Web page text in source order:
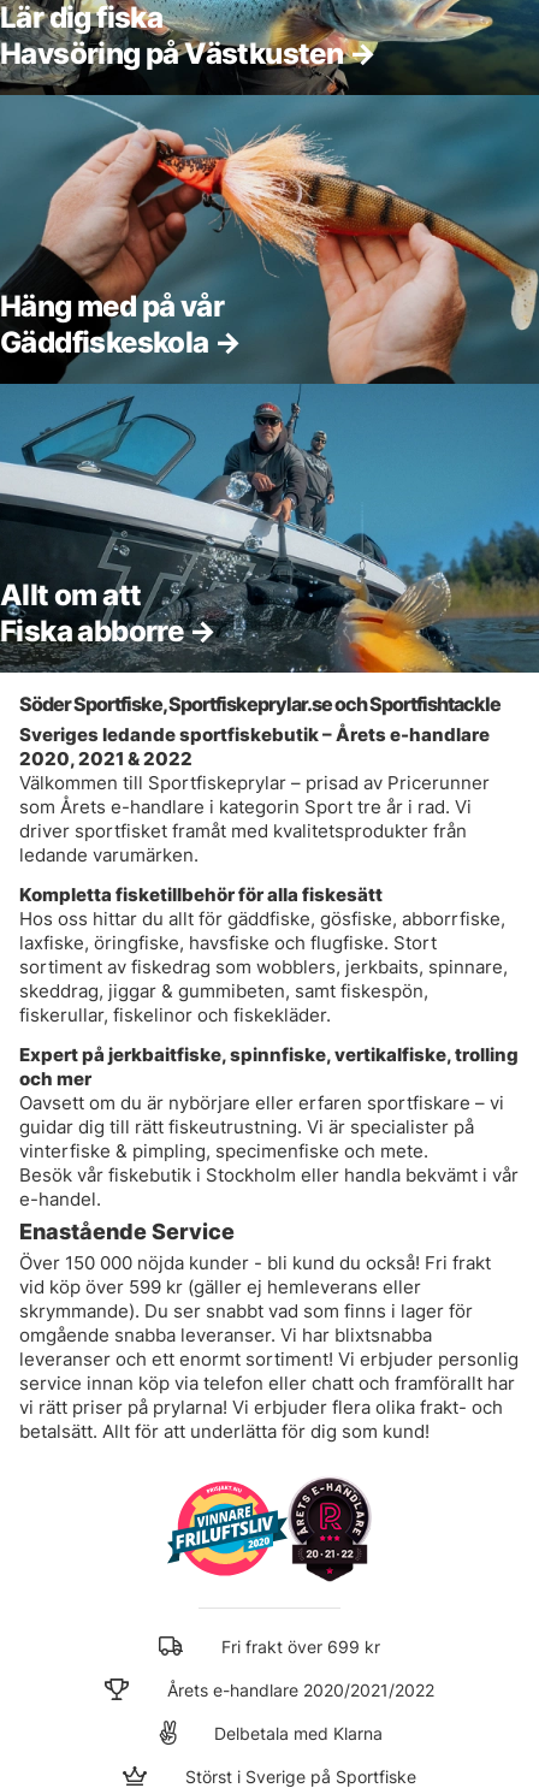
Lär dig fiska
Havsöring på Västkusten →
Häng med på vår
Gäddfiskeskola →
Allt om att
Fiska abborre →
Söder Sportfiske, Sportfiskeprylar.se och Sportfishtackle
Sveriges ledande sportfiskebutik – Årets e-handlare
2020, 2021 & 2022
Välkommen till Sportfiskeprylar – prisad av Pricerunner
som Årets e-handlare i kategorin Sport tre år i rad. Vi
driver sportfisket framåt med kvalitetsprodukter från
ledande varumärken.
Kompletta fisketillbehör för alla fiskesätt
Hos oss hittar du allt för gäddfiske, gösfiske, abborrfiske,
laxfiske, öringfiske, havsfiske och flugfiske. Stort
sortiment av fiskedrag som wobblers, jerkbaits, spinnare,
skeddrag, jiggar & gummibeten, samt fiskespön,
fiskerullar, fiskelinor och fiskekläder.
Expert på jerkbaitfiske,spinnfiske, vertikalfiske,trolling
och mer
Oavsett om du är nybörjare eller erfaren sportfiskare – vi
guidar dig till rätt fiskeutrustning. Vi är specialister på
vinterfiske & pimpling, specimenfiske och mete.
Besök vår fiskebutik i Stockholm eller handla bekvämt i vår
e-handel.
Enastående Service
Över 150 000 nöjda kunder - bli kund du också! Fri frakt
vid köp över 599 kr (gäller ej hemleverans eller
skrymmande). Du ser snabbt vad som finns i lager för
omgående snabba leveranser. Vi har blixtsnabba
leveranser och ett enormt sortiment! Vi erbjuder personlig
service innan köp via telefon eller chatt och framförallt har
vi rätt priser på prylarna! Vi erbjuder flera olika frakt- och
betalsätt. Allt för att underlätta för dig som kund!
Fri frakt över 699 kr
Årets e-handlare 2020/2021/2022
Delbetala med Klarna
Störst i Sverige på Sportfiske